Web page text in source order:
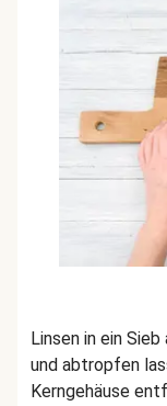
Linsen in ein
und abtropfen
Kerngehäuse